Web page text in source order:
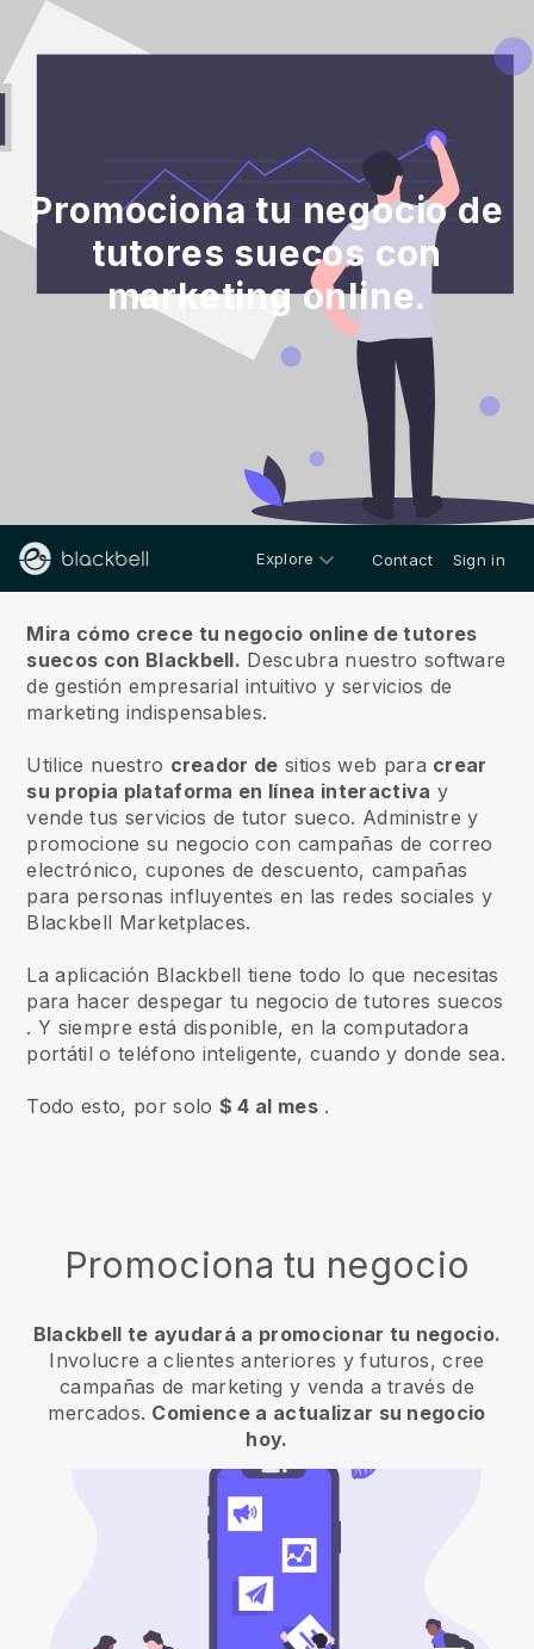
Promociona tu negocio de
tutores suecos con
marketing online.
Explore Contact Sign in
Mira cómo crece tu negocio online de tutores
suecos con Blackbell. Descubra nuestro software
de gestión empresarial intuitivo y servicios de
marketing indispensables.
Utilice nuestro creador de sitios web para crear
su propia plataforma en línea interactiva y
vende tus servicios de tutor sueco. Administre y
promocione su negocio con campañas de correo
electrónico, cupones de descuento, campañas
para personas influyentes en las redes sociales y
Blackbell Marketplaces.
La aplicación Blackbell tiene todo lo que necesitas
para hacer despegar tu negocio de tutores suecos
. Y siempre está disponible, en la computadora
portátil o teléfono inteligente, cuando y donde sea.
Todo esto, por solo $ 4 al mes .
Promociona tu negocio
Blackbell te ayudará a promocionar tu negocio.
Involucre a clientes anteriores y futuros, cree
campañas de marketing y venda a través de
mercados. Comience a actualizar su negocio
hoy.